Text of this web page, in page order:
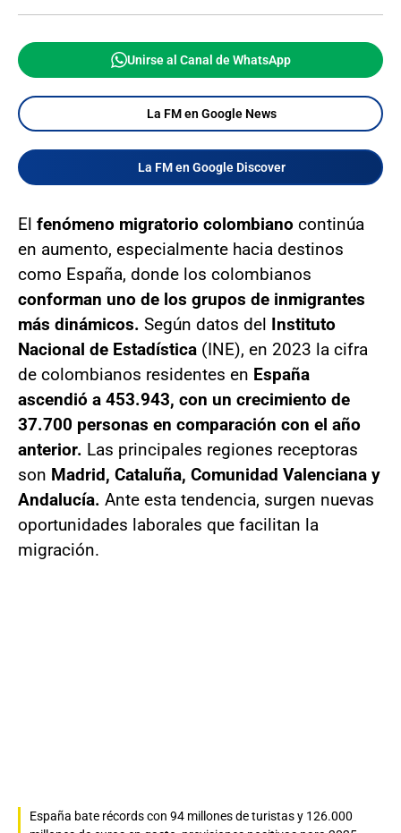
Unirse al Canal de WhatsApp
La FM en Google News
La FM en Google Discover
El fenómeno migratorio colombiano continúa
en aumento, especialmente hacia destinos
como España, donde los colombianos
conforman uno de los grupos de inmigrantes
más dinámicos. Según datos del Instituto
Nacional de Estadística (INE), en 2023 la cifra
de colombianos residentes en España
ascendió a 453.943, con un crecimiento de
37.700 personas en comparación con el año
anterior. Las principales regiones receptoras
son Madrid, Cataluña, Comunidad Valenciana y
Andalucía. Ante esta tendencia, surgen nuevas
oportunidades laborales que facilitan la
migración.
España bate récords con 94 millones de turistas y 126.000